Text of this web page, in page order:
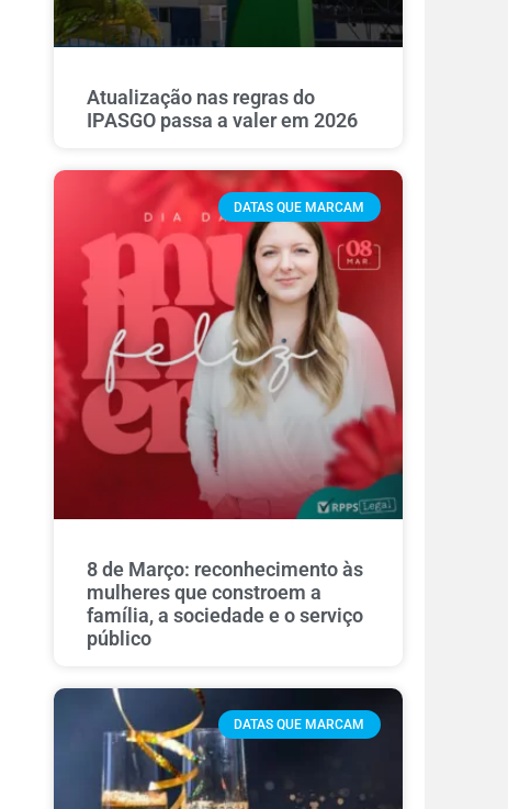
Atualização nas regras do
IPASGO passa a valer em 2026
DATAS QUE MARCAM
8 de Março: reconhecimento às
mulheres que constroem a
família, a sociedade e o serviço
público
DATAS QUE MARCAM